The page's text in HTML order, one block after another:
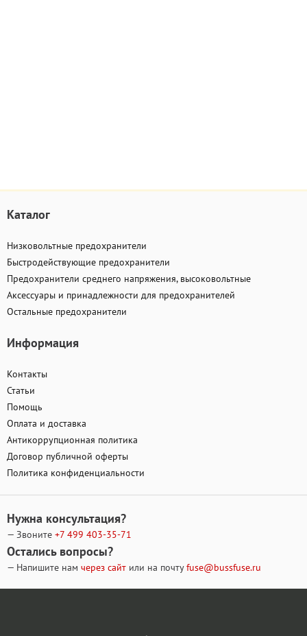
Каталог
Низковольтные предохранители
Быстродействующие предохранители
Предохранители среднего напряжения, высоковольтные
Аксессуары и принадлежности для предохранителей
Остальные предохранители
Информация
Контакты
Статьи
Помощь
Оплата и доставка
Антикоррупционная политика
Договор публичной оферты
Политика конфиденциальности
Нужна консультация?
— Звоните +7 499 403-35-71
Остались вопросы?
— Напишите нам через сайт или на почтуfuse@bussfuse.ru